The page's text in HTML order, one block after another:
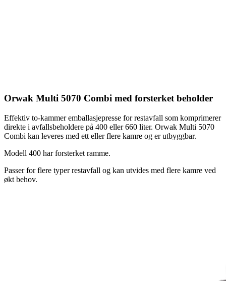
Orwak Multi 5070 Combi med forsterket beholder
Effektiv to-kammer emballasjepresse for restavfall som komprimerer
direkte i avfallsbeholdere på 400 eller 660 liter. Orwak Multi 5070
Combi kan leveres med ett eller flere kamre og er utbyggbar.
Modell 400 har forsterket ramme.
Passer for flere typer restavfall og kan utvides med flere kamre ved
økt behov.